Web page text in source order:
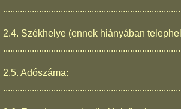
2.4. Székhelye (ennek hiányában
2.5. Adószáma: